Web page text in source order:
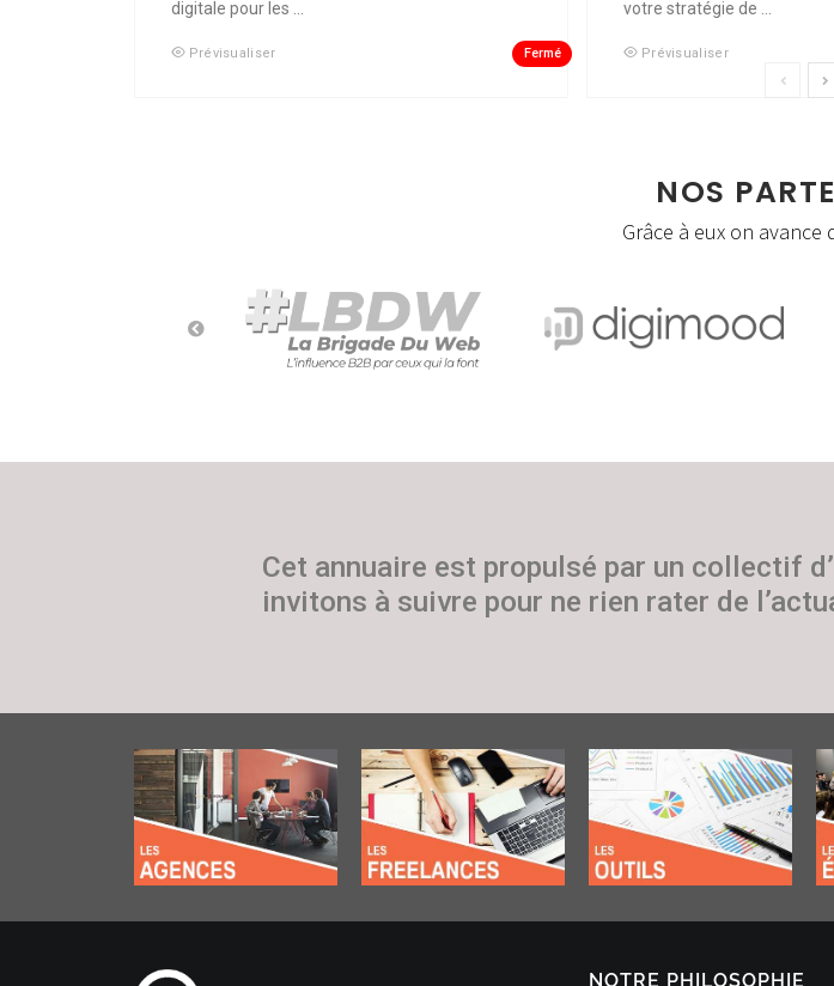
digitale pour les ...
Prévisualiser Fermé
votre stratégie de ...
Prévisualiser
NOS
Grâce à eux on
Cet annuaire est propulsé par un collectif
invitons à suivre pour ne rien rater de
NOTRE PHILOSOPHIE